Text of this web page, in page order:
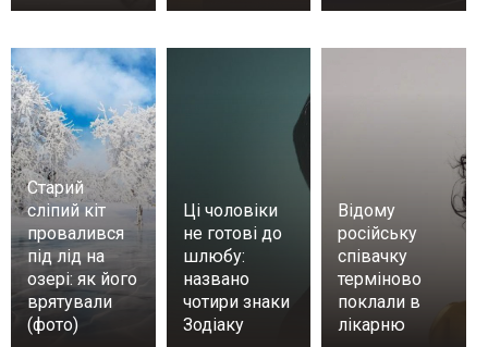
Старий
сліпий кіт
провалився
під лід на
озері: як його
врятували
(фото)
Ці чоловіки
не готові до
шлюбу:
названо
чотири знаки
Зодіаку
Відому
російську
співачку
терміново
поклали в
лікарню